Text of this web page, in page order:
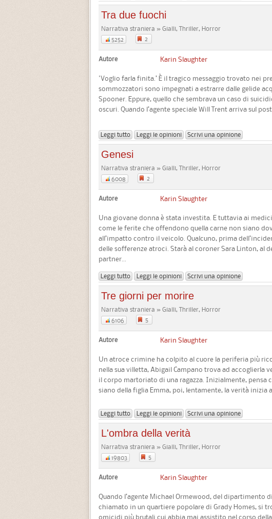
Tra due fuochi
Narrativa straniera » Gialli, Thriller, Horror
5252
2
Autore Karin Slaughter
'Voglio farla finita.’ È il tragico messaggio trovato nei
sommozzatori sono impegnati a estrarre dalle gelide
Spooner. Eppure, quello che sembrava un caso di
oscuri. Quando l’agente speciale Will Trent arriva sul
Leggi tutto Leggi le opinioni Scrivi una opinione
Genesi
Narrativa straniera » Gialli, Thriller, Horror
6008
2
Autore Karin Slaughter
Una giovane donna è stata investita. E tuttavia ai
come le ferite che offendono quella carne non siano
all’impatto contro il veicolo. Qualcuno, prima
delle sofferenze atroci. Starà al coroner Sara Linton, al
partner...
Leggi tutto Leggi le opinioni Scrivi una opinione
Tre giorni per morire
Narrativa straniera » Gialli, Thriller, Horror
6106
5
Autore Karin Slaughter
Un atroce crimine ha colpito al cuore la periferia più
nella sua villetta, Abigail Campano trova ad accoglierla
il corpo martoriato di una ragazza. Inizialmente, pensa
siano della figlia Emma, poi, lentamente, la verità inizia
Leggi tutto Leggi le opinioni Scrivi una opinione
L'ombra della verità
Narrativa straniera » Gialli, Thriller, Horror
19803
5
Autore Karin Slaughter
Quando l’agente Michael Ormewood, del dipartimento
chiamato in un quartiere popolare di Grady Homes, si
omicidi più brutali cui abbia mai assistito nel corso